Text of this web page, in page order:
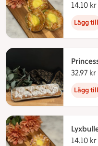
14.10 kr
Lägg till
32.97 kr
Lägg till
14.10 kr